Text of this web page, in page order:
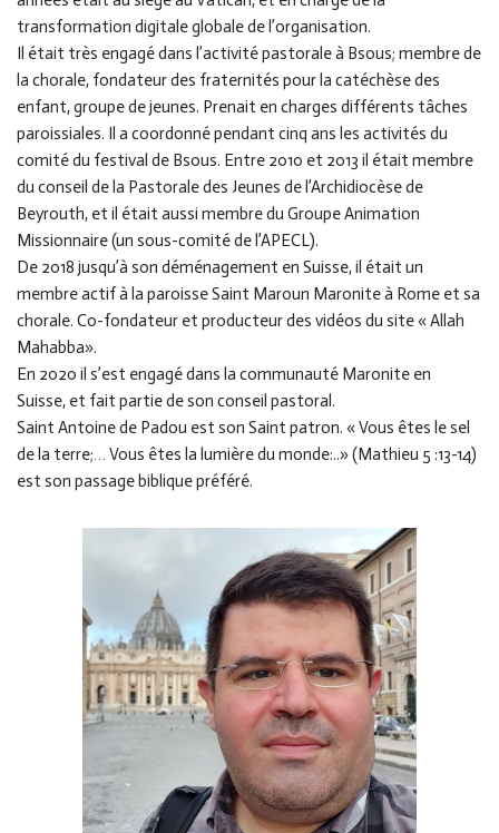
transformation digitale globale de l’organisation.
Il était très engagé dans l’activité pastorale à Bsous; membre de
la chorale, fondateur des fraternités pour la catéchèse des
enfant, groupe de jeunes. Prenait en charges différents tâches
paroissiales. Il a coordonné pendant cinq ans les activités du
comité du festival de Bsous. Entre 2010 et 2013 il était membre
du conseil de la Pastorale des Jeunes de l’Archidiocèse de
Beyrouth, et il était aussi membre du Groupe Animation
Missionnaire (un sous-comité de l’APECL).
De 2018 jusqu’à son déménagement en Suisse, il était un
membre actif à la paroisse Saint Maroun Maronite à Rome et sa
chorale. Co-fondateur et producteur des vidéos du site « Allah
Mahabba».
En 2020 il s’est engagé dans la communauté Maronite en
Suisse, et fait partie de son conseil pastoral.
Saint Antoine de Padou est son Saint patron. « Vous êtes le sel
de la terre;… Vous êtes la lumière du monde:..» (Mathieu 5 :13-14)
est son passage biblique préféré.